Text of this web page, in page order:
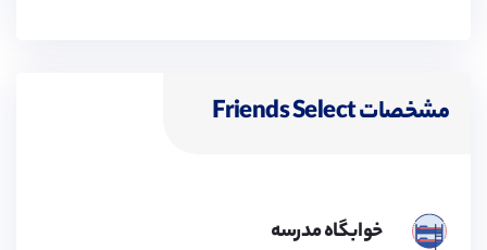
مشخصات Friends Select
خوابگاه مدرسه